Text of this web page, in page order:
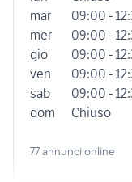
mar
09:00 -
mer
09:00 -
gio
09:00 -
ven
09:00 -
sab
09:00 -
dom
Chiuso
77 annunci online